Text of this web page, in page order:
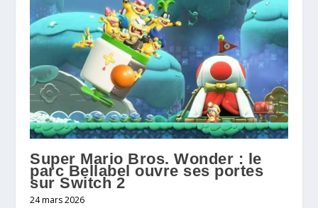
Super Mario Bros. Wonder : le
parc Bellabel ouvre ses portes
sur Switch 2
24 mars 2026